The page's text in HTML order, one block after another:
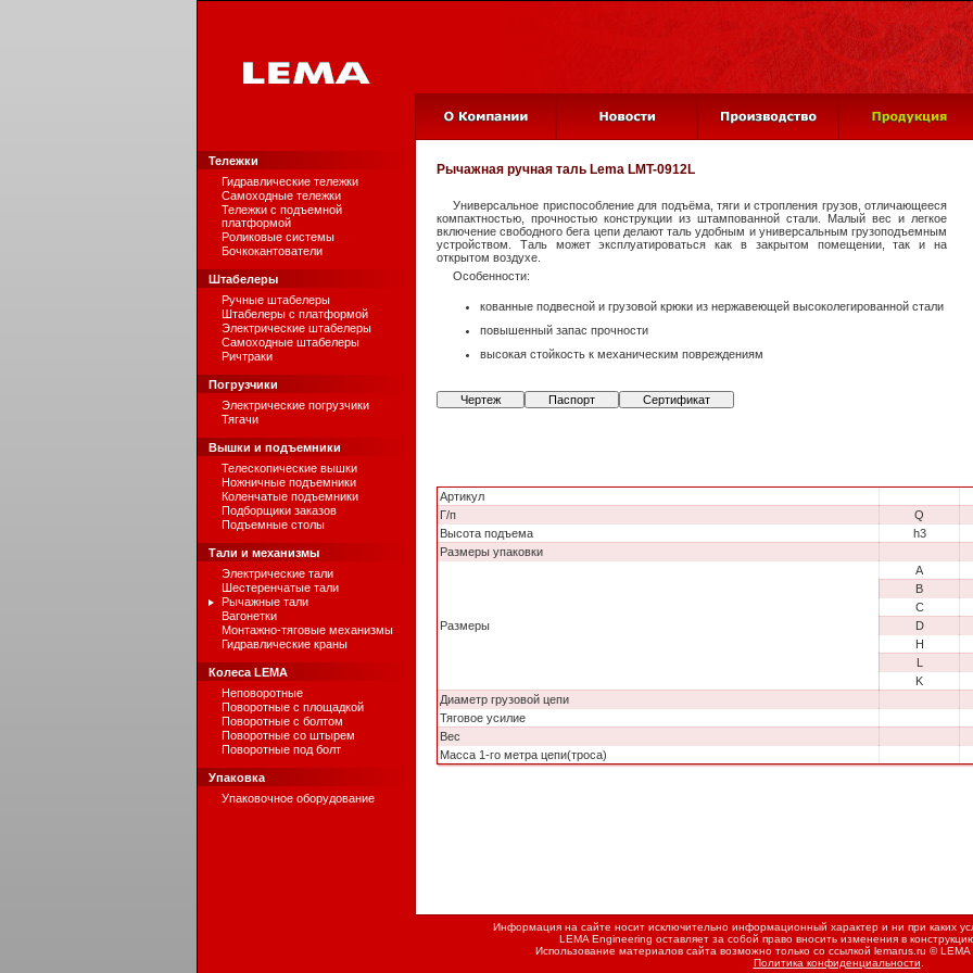
Тележки
Гидравлические тележки
Самоходные тележки
Тележки с подъемной
платформой
Роликовые системы
Бочкокантователи
Штабелеры
Ручные штабелеры
Штабелеры с платформой
Электрические штабелеры
Самоходные штабелеры
Ричтраки
Погрузчики
Электрические погрузчики
Тягачи
Вышки и подъемники
Телескопические вышки
Ножничные подъемники
Коленчатые подъемники
Подборщики заказов
Подъемные столы
Тали и механизмы
Электрические тали
Шестеренчатые тали
Рычажные тали
Вагонетки
Монтажно-тяговые механизмы
Гидравлические краны
Колеса LEMA
Неповоротные
Поворотные с площадкой
Поворотные с болтом
Поворотные со штырем
Поворотные под болт
Упаковка
Упаковочное оборудование
Рычажная ручная таль Lema LMT-0912L
Универсальное приспособление для подъёма, тяги и стропления грузов, отличающееся
компактностью, прочностью конструкции из штампованной стали. Малый вес и легкое
включение свободного бега цепи делают таль удобным и универсальным грузоподъемным
устройством. Таль может эксплуатироваться как в закрытом помещении, так и на
открытом воздухе.
Особенности:
кованные подвесной и грузовой крюки из нержавеющей высоколегированной стали
повышенный запас прочности
высокая стойкость к механическим повреждениям
Чертеж Паспорт Сертификат
Артикул
Г/п
Q
Высота подъема
h3
Размеры упаковки
Размеры
A
B
C
D
H
L
K
Диаметр грузовой цепи
Тяговое усилие
Вес
Масса 1-го метра цепи(троса)
Информация на сайте носит исключительно информационный характер и ни при каких
LEMA Engineering оставляет за собой право вносить изменения в
Использование материалов сайта возможно только со ссылкой lemarus.ru ©
Политика конфиденциальности